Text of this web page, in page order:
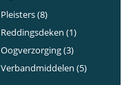
Pleisters (8)
Reddingsdeken (1)
Oogverzorging (3)
Verbandmiddelen (5)